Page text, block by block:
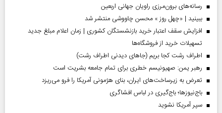
رسانه‌های برون‌مرزی راویان جهانی اربعین
ببینید | «چهل روز » محسن چاووشی منتشر شد
افزایش سقف اعتبار خرید بازنشستگان کشوری | زمان اعلام مبلغ جدید
تسهیلات خرید از فروشگاه‌ها
اطراف رشت کجا بریم (جاهای دیدنی اطراف رشت)
رهبر یمن: صهیونیسم خطری برای تمام جامعه بشریت است
تعرض به زیرساخت‌های ایران، بنای هژمونی آمریکا را فرو می‌ریزد
باج‌نیوزها؛ باج‌گیری در لباس افشاگری
سپر آمریکا نشوید